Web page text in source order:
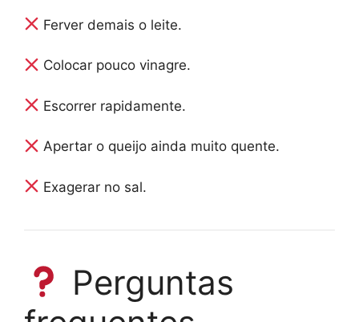
Ferver demais o leite.
Colocar pouco vinagre.
Escorrer rapidamente.
Apertar o queijo ainda muito quente.
Exagerar no sal.
Perguntas